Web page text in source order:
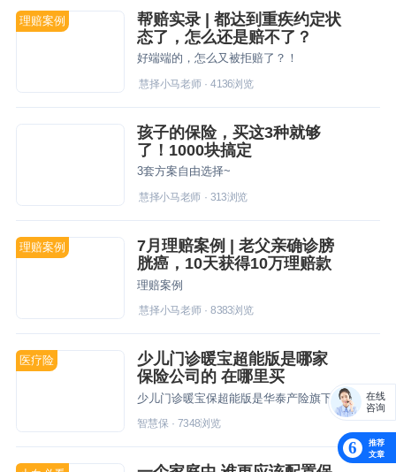
理赔案例
帮赔实录 | 都达到重疾约定状
态了，怎么还是赔不了？
好端端的，怎么又被拒赔了？！
慧择小马老师· 4136浏览
孩子的保险，买这3种就够
了！1000块搞定
3套方案自由选择~
慧择小马老师· 313浏览
理赔案例
7月理赔案例 | 老父亲确诊膀
胱癌，10天获得10万理赔款
理赔案例
慧择小马老师· 8383浏览
医疗险
少儿门诊暖宝超能版是哪家
保险公司的 在哪里买
少儿门诊暖宝保超能版是华泰产险旗下的一款产品，优势在于感冒发烧产生的门诊费用也能报销，产品针对未成年人提供白血病保险金等特定保障，可以通过慧择保险网投保。
智慧保· 7348浏览
6
推荐
文章
在线
咨询